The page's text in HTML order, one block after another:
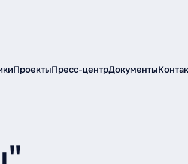
ПроектыПресс-центрДокументы